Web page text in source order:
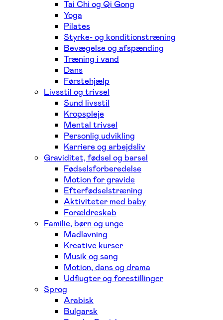
Tai Chi og Qi Gong
Yoga
Pilates
Styrke- og konditionstræning
Bevægelse og afspænding
Træning i vand
Dans
Førstehjælp
Livsstil og trivsel
Sund livsstil
Kropspleje
Mental trivsel
Personlig udvikling
Karriere og arbejdsliv
Graviditet, fødsel og barsel
Fødselsforberedelse
Motion for gravide
Efterfødselstræning
Aktiviteter med baby
Forældreskab
Familie, børn og unge
Madlavning
Kreative kurser
Musik og sang
Motion, dans og drama
Udflugter og forestillinger
Sprog
Arabisk
Bulgarsk